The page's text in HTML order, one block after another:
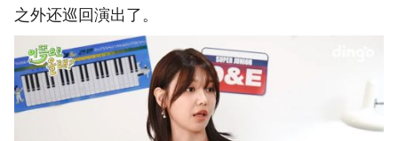
之外还巡回演出了。